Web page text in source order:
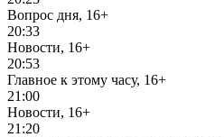
Вопрос дня, 16+
20:33
Новости, 16+
20:53
Главное к этому часу, 16+
21:00
Новости, 16+
21:20